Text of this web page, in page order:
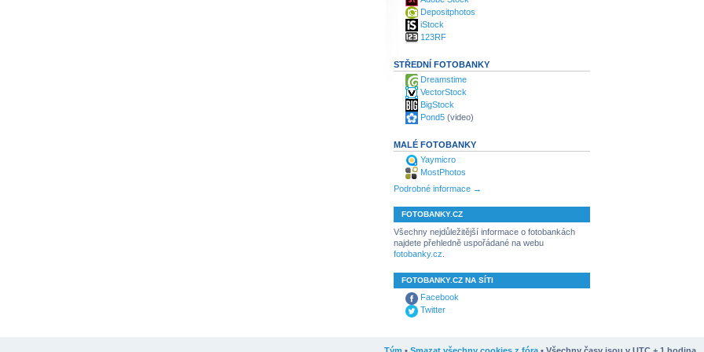
Depositphotos
iStock
123RF
STŘEDNÍ FOTOBANKY
Dreamstime
VectorStock
BigStock
Pond5 (video)
MALÉ FOTOBANKY
Yaymicro
MostPhotos
Podrobné informace →
FOTOBANKY.CZ
Všechny nejdůležitější informace o fotobankách
najdete přehledně uspořádané na webu
fotobanky.cz
FOTOBANKY.CZ NA SÍTI
Facebook
Twitter
Tým • Smazat všechny cookies z fóra • Všechny časy jsou v UTC + 1 hodina